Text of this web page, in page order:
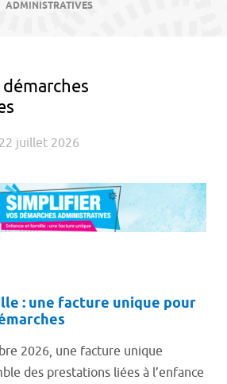
ADMINISTRATIVES
juillet 2026
: une facture unique pour
2026, une facture unique
des prestations liées à l’enfance